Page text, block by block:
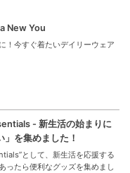
New You
！今すぐ着たいデイリーウェア
- 新生活の始まりに
」を集めました！
として、新生活を応援する
ったら便利なグッズを集めまし